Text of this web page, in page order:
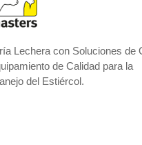
Lechera con Soluciones de
de Calidad para la
del Estiércol.